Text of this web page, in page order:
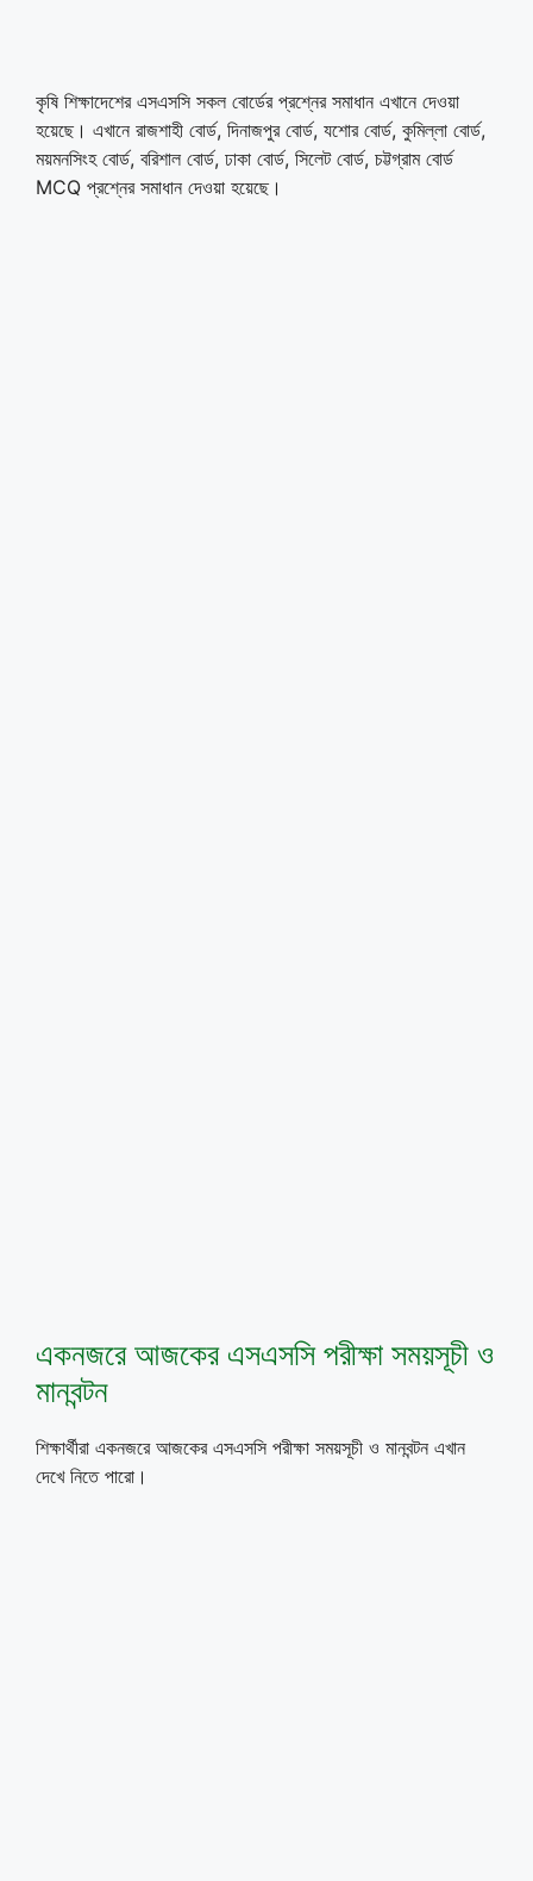
কৃষি শিক্ষাদেশের এসএসসি সকল বোর্ডের প্রশ্নের সমাধান এখানে দেওয়া
হয়েছে। এখানে রাজশাহী বোর্ড, দিনাজপুর বোর্ড, যশোর বোর্ড, কুমিল্লা বোর্ড,
ময়মনসিংহ বোর্ড, বরিশাল বোর্ড, ঢাকা বোর্ড, সিলেট বোর্ড, চট্টগ্রাম বোর্ড
MCQ প্রশ্নের সমাধান দেওয়া হয়েছে।
একনজরে আজকের এসএসসি পরীক্ষা সময়সূচী ও
মানবন্টন
শিক্ষার্থীরা একনজরে আজকের এসএসসি পরীক্ষা সময়সূচী ও মানবন্টন এখান
দেখে নিতে পারো।